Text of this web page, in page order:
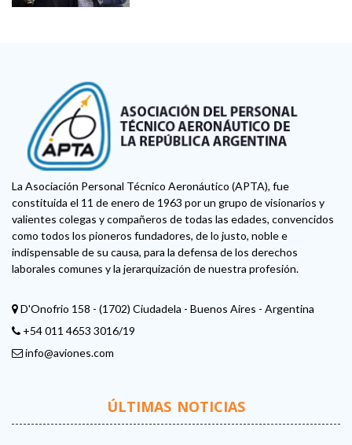
La Asociación Personal Técnico Aeronáutico (APTA), fue
constituida el 11 de enero de 1963 por un grupo de visionarios y
valientes colegas y compañeros de todas las edades, convencidos
como todos los pioneros fundadores, de lo justo, noble e
indispensable de su causa, para la defensa de los derechos
laborales comunes y la jerarquización de nuestra profesión.
D'Onofrio 158 - (1702) Ciudadela - Buenos Aires - Argentina
+54 011 4653 3016/19
info@aviones.com
ÚLTIMAS NOTICIAS